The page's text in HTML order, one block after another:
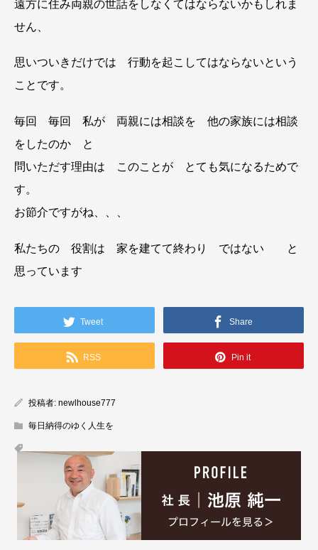
遠方に住み両親の世話をしなくてはならないかもしれま
せん、
思いついきだけでは 行動を起こしてはならないという
ことです。
毎回 毎回 私が 両親には相談を 他の家族には相談
をしたのか と
問いただす理由は このことが とても気になるためで
す。
お節介ですがね、、、
私たちの 役割は 家を建てて終わり ではない と
思っています
Tweet Share
RSS Pin it
投稿者: newlhouse777
毎日納得のゆく人生を